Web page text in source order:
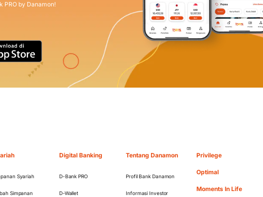
PRO by Danamon!
Syariah
Simpanan
Digital Banking
D-Bank PRO
D-Wallet
Tentang Danamon
Profil Bank Danamon
Informasi Investor
Privilege
Optimal
Moments In Life